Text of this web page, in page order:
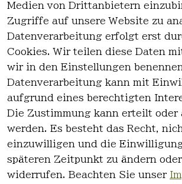
Medien von Drittanbietern
Zugriffe auf unsere Website zu
Datenverarbeitung erfolgt erst
Cookies. Wir teilen diese Daten
wir in den Einstellungen
Datenverarbeitung kann mit
aufgrund eines berechtigten
Die Zustimmung kann erteilt oder
werden. Es besteht das Recht,
einzuwilligen und die
späteren Zeitpunkt zu ändern
widerrufen. Beachten Sie unser
es
AGB
Datenschutz
Widerrufsre
Kontakt
Kontakt
Registrieren